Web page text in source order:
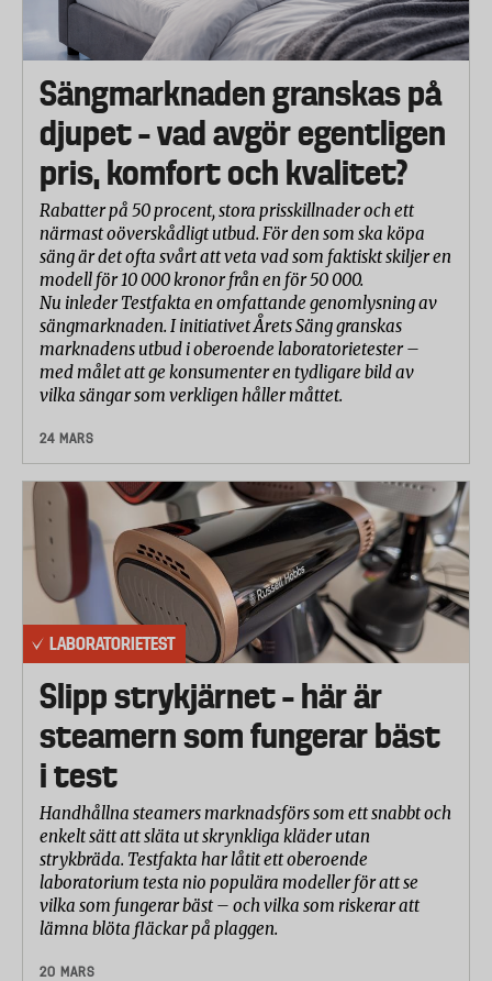
Sängmarknaden granskas på
djupet – vad avgör egentligen
pris, komfort och kvalitet?
Rabatter på 50 procent, stora prisskillnader och ett
närmast oöverskådligt utbud. För den som ska köpa
säng är det ofta svårt att veta vad som faktiskt skiljer en
modell för 10 000 kronor från en för 50 000.
Nu inleder Testfakta en omfattande genomlysning av
sängmarknaden. I initiativet Årets Säng granskas
marknadens utbud i oberoende laboratorietester –
med målet att ge konsumenter en tydligare bild av
vilka sängar som verkligen håller måttet.
24 MARS
LABORATORIETEST
Slipp strykjärnet – här är
steamern som fungerar bäst
i test
Handhållna steamers marknadsförs som ett snabbt och
enkelt sätt att släta ut skrynkliga kläder utan
strykbräda. Testfakta har låtit ett oberoende
laboratorium testa nio populära modeller för att se
vilka som fungerar bäst – och vilka som riskerar att
lämna blöta fläckar på plaggen.
20 MARS